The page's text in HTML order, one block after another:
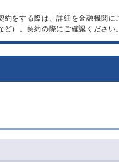
をする際は、詳細を金融機関に
）。契約の際にご確認ください。